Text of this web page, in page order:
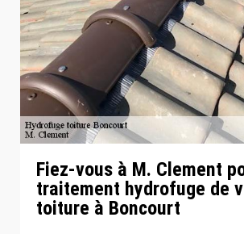
Fiez-vous à M. Clement
traitement hydrofuge de
toiture à Boncourt